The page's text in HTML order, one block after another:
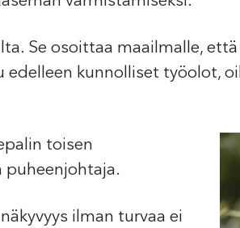
Se osoittaa maailmalle,
kunnolliset työolot,
toisen
puheenjohtaja.
ilman turvaa ei